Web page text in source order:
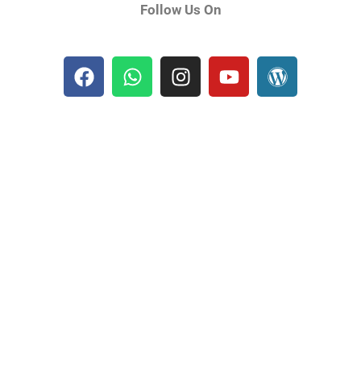
Follow Us On